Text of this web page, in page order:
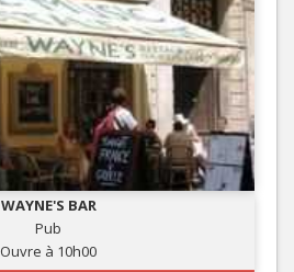
WAYNE'S BAR
Pub
Ouvre à 10h00